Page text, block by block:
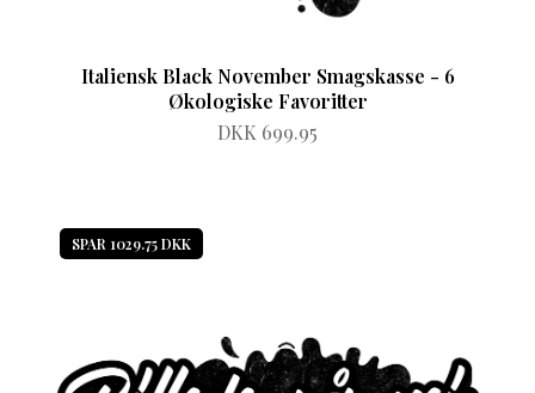
Italiensk Black November Smagskasse - 6
Økologiske Favoritter
DKK 699.95
SPAR 1029.75 DKK